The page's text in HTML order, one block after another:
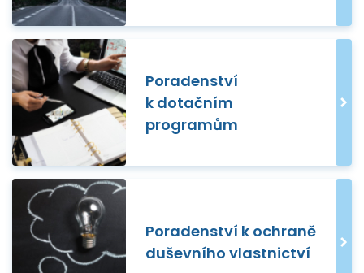
Poradenství
k dotačním
programům
Poradenství k ochraně
duševního vlastnictví